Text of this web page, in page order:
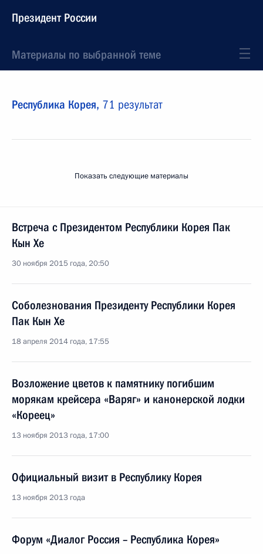
Президент России
Материалы по выбранной теме
Республика Корея, 71 результат
Показать следующие материалы
Встреча с Президентом Республики Корея Пак
Кын Хе
30 ноября 2015 года, 20:50
Соболезнования Президенту Республики Корея
Пак Кын Хе
18 апреля 2014 года, 17:55
Возложение цветов к памятнику погибшим
морякам крейсера «Варяг» и канонерской лодки
«Кореец»
13 ноября 2013 года, 17:00
Официальный визит в Республику Корея
13 ноября 2013 года
Форум «Диалог Россия – Республика Корея»